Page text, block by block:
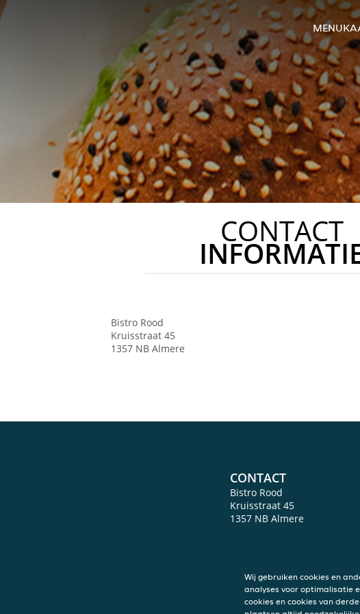
CONTACT
Bistro Rood
Kruisstraat 45
1357 NB Almere
CONTACT
Bistro Rood
Kruisstraat 45
1357 NB Almere
Wij gebruiken cookies en
analyses voor optimalisatie
cookies en cookies van